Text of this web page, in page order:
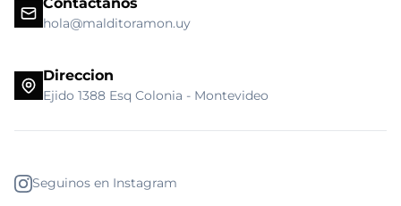
hola@malditoramon.uy
Direccion
Ejido 1388 Esq Colonia - Montevideo
Seguinos en Instagram